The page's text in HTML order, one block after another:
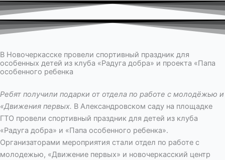
В Новочеркасске провели спортивный праздник для
особенных детей из клуба «Радуга добра» и проекта «Папа
особенного ребенка
Ребят получили подарки от отдела по работе с молодёжью и
«Движения первых. В Александровском саду на площадке
ГТО провели спортивный праздник для детей из клуба
«Радуга добра» и «Папа особенного ребенка».
Организаторами мероприятия стали отдел по работе с
молодежью, «Движение первых» и новочеркасский центр